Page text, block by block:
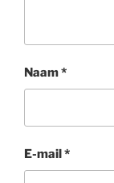
Naam*
E-mail*